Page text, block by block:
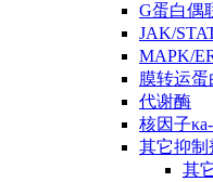
G蛋白偶
JAK/
MAPK/
膜转运蛋
代谢酶
核因子
其它抑制
其